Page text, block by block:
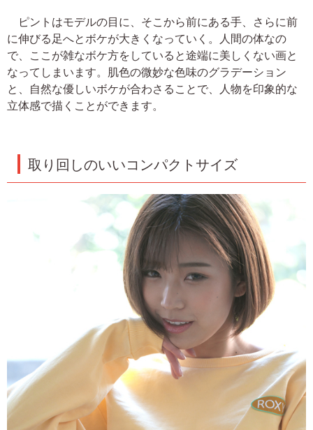
ピントはモデルの目に、そこから前にある手、さらに前
に伸びる足へとボケが大きくなっていく。人間の体なの
で、ここが雑なボケ方をしていると途端に美しくない画と
なってしまいます。肌色の微妙な色味のグラデーション
と、自然な優しいボケが合わさることで、人物を印象的な
立体感で描くことができます。
取り回しのいいコンパクトサイズ